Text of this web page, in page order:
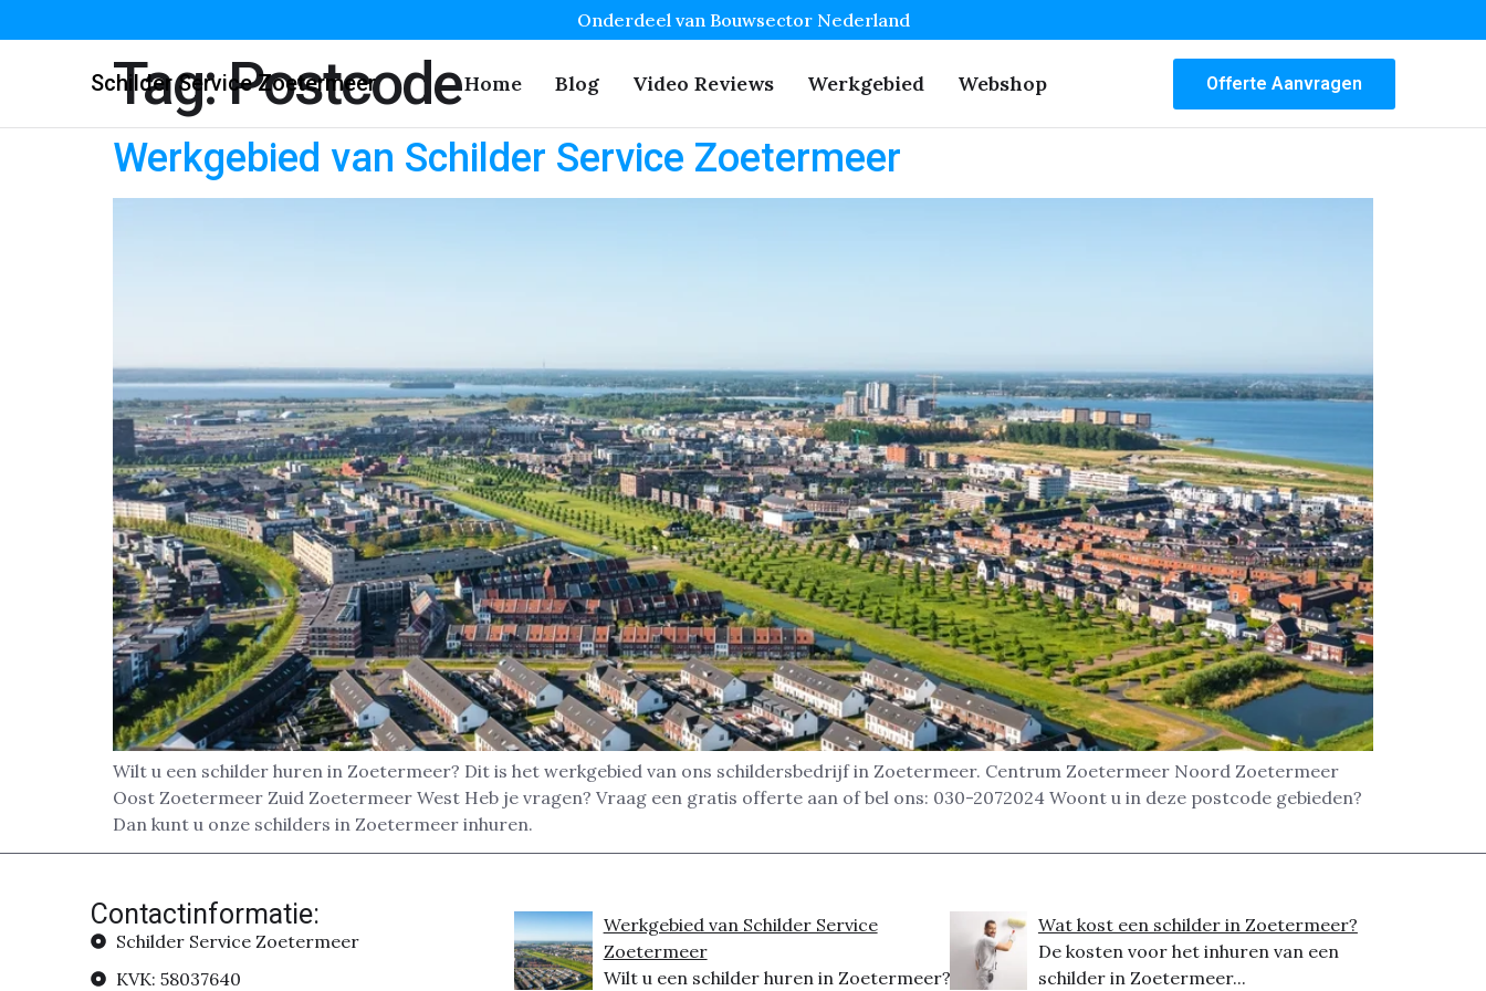
Onderdeel van Bouwsector Nederland
Schilder Service Zoetermeer Home Blog Video Reviews Werkgebied Webshop Offerte Aanvragen
Tag:Postcode
Werkgebied van Schilder Service Zoetermeer
Wilt u een schilder huren in Zoetermeer? Dit is het werkgebied van ons schildersbedrijf in Zoetermeer. Centrum Zoetermeer Noord Zoetermeer
Oost Zoetermeer Zuid Zoetermeer West Heb je vragen? Vraag een gratis offerte aan of bel ons: 030-2072024 Woont u in deze postcode gebieden?
Dan kunt u onze schilders in Zoetermeer inhuren.
Contactinformatie:
Schilder Service Zoetermeer
KVK: 58037640
Werkgebied van Schilder Service
Zoetermeer
Wilt u een schilder huren in Zoetermeer?
Wat kost een schilder in Zoetermeer?
De kosten voor het inhuren van een
schilder in Zoetermeer...